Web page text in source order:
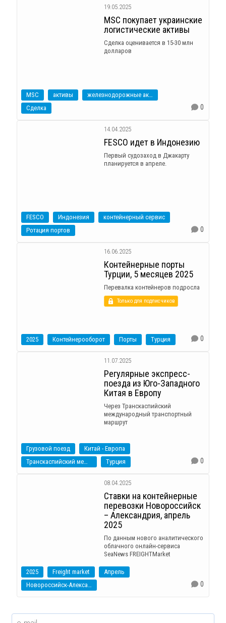
19.05.2025
MSC покупает украинские
логистические активы
Сделка оценивается в 15-30 млн
долларов
MSC активы
железнодорожные активы
Сделка
0
14.04.2025
FESCO идет в Индонезию
Первый судозаход в Джакарту
планируется в апреле.
FESCO Индонезия
контейнерный сервис
Ротация портов
0
16.06.2025
Контейнерные порты
Турции, 5 месяцев 2025
Перевалка контейнеров подросла
Только для подписчиков
2025 Контейнерооборот Порты Турция 0
11.07.2025
Регулярные экспресс-
поезда из Юго-Западного
Китая в Европу
Через Транскаспийский
международный транспортный
маршрут
Грузовой поезд
Китай - Европа
Транскаспийский международный транспортный маршрут
Турция 0
08.04.2025
Ставки на контейнерные
перевозки Новороссийск
– Александрия, апрель
2025
По данным нового аналитического
облачного онлайн-сервиса
SeaNews FREIGHTMarket
2025 Freight market
Апрель
Новороссийск-Александрия
0